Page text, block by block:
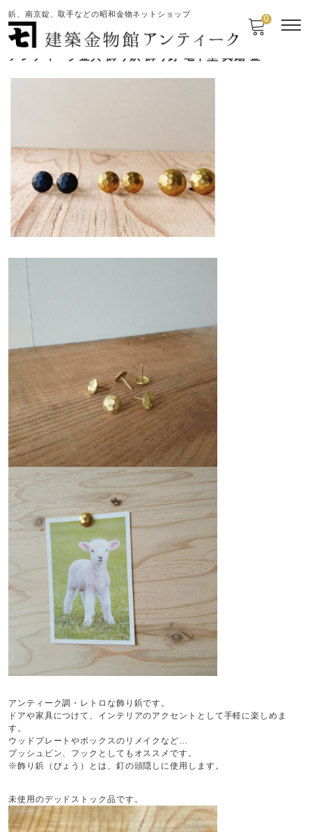
鋲、南京錠、取手などの昭和金物ネットショップ 0
アンティーク金具 飾り鋲 飾り釘 亀甲型 真鍮 金
アンティーク調・レトロな飾り鋲です。
ドアや家具につけて、インテリアのアクセントとして手軽に楽しめま
す。
ウッドプレートやボックスのリメイクなど…
プッシュピン、フックとしてもオススメです。
※飾り鋲（びょう）とは、釘の頭隠しに使用します。
未使用のデッドストック品です。